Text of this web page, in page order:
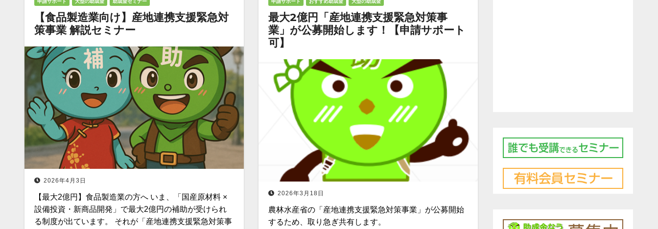
申請サポート 大型の助成金 助成金セミナー
【食品製造業向け】産地連携支援緊急対
策事業 解説セミナー
2026年4月3日
【最大2億円】食品製造業の方へ いま、「国産原材料 ×
設備投資・新商品開発」で最大2億円の補助が受けられ
る制度が出ています。 それが「産地連携支援緊急対策事
申請サポート おすすめ助成金 大型の助成金
最大2億円「産地連携支援緊急対策事
業」が公募開始します！【申請サポート
可】
2026年3月18日
農林水産省の「産地連携支援緊急対策事業」が公募開始
するため、取り急ぎ共有します。